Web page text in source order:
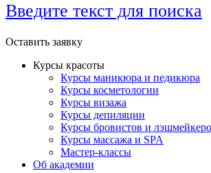
Введите текст для поиска
Оставить заявку
Курсы красоты
Курсы маникюра и педикюра
Курсы косметологии
Курсы визажа
Курсы депиляции
Курсы бровистов и
Курсы массажа и SPA
Мастер-классы
Об академии